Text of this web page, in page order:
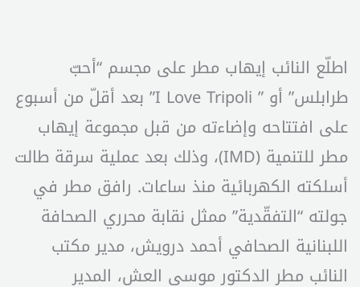
اطلّع النائب إيهاب مطر على مجسم “أحبّ
طرابلس” أو ” I Love Tripoli” بعد أقلّ من أسبوع
على افتتاحه وإضاءته من قبل مجموعة إيهاب
مطر للتنمية (IMD)، وذلك بعد عملية سرقة طالت
أسلكته الكهربائية منذ ساعات. رافق مطر في
جولته “التفقّدية” ممثل نقابة محرري الصحافة
اللبنانية الصحافي أحمد درويش، مدير مكتب
النائب مطر الدكتور موسى العش، المدير